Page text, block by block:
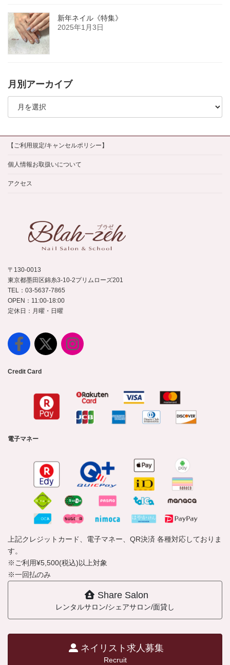
新年ネイル《特集》
2025年1月3日
月別アーカイブ
月
イ
ブ
【ご利用規定/キャンセルポリシー】
個人情報お取扱いについて
アクセス
〒130-0013
東京都墨田区錦糸3-10-2プリムローズ201
TEL：03-5637-7865
OPEN：11:00-18:00
定休日：月曜・日曜
Credit Card
電子マネー
上記クレジットカード、電子マネー、QR決済 各種対応しておりま
す。
※ご利用¥5,500(税込)以上対象
※一回払のみ
Share Salon
レンタルサロン/シェアサロン/面貸し
ネイリスト求人募集
Recruit